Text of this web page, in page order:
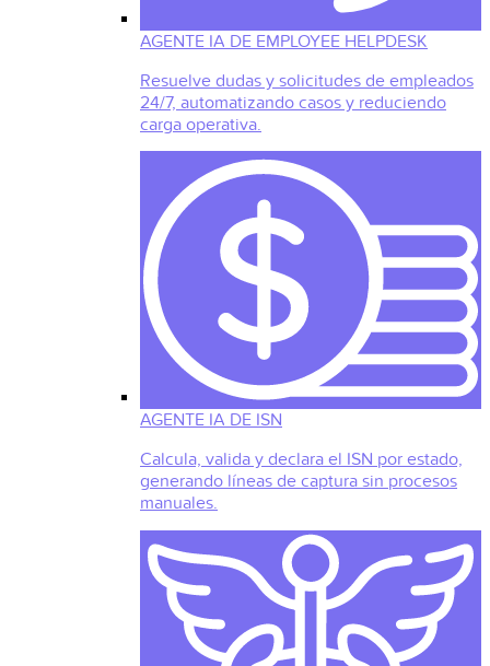
AGENTE IA DE EMPLOYEE HELPDESK
Resuelve dudas y solicitudes de empleados
24/7, automatizando casos y reduciendo
carga operativa.
AGENTE IA DE ISN
Calcula, valida y declara el ISN por estado,
generando líneas de captura sin procesos
manuales.